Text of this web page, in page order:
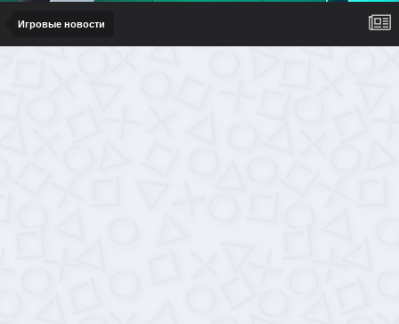
Игровые новости